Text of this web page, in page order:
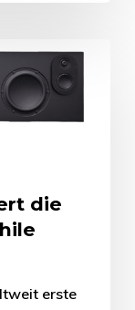
die
erste